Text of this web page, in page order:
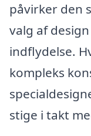
påvirker den
valg af
indflydelse.
kompleks
stige i takt